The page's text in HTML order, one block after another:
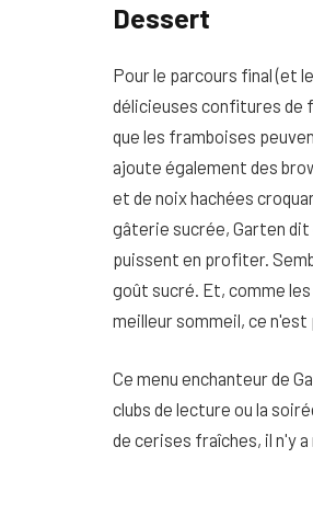
Dessert
Pour le parcours final (et
délicieuses confitures de
que les framboises
ajoute également des
et de noix hachées
gâterie sucrée, Garten dit
puissent en profiter.
goût sucré. Et, comme
meilleur sommeil, ce n'est
Ce menu enchanteur de
clubs de lecture ou la
de cerises fraîches, il n'y